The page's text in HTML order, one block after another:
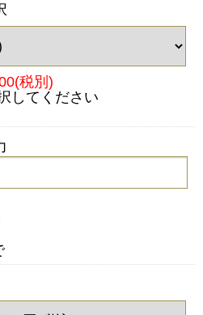
税別)
してください